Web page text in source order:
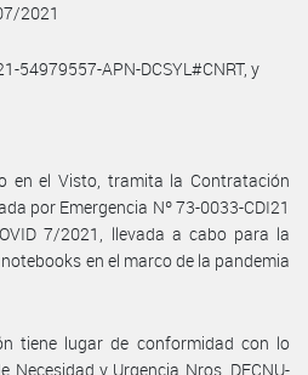
2021
54979557-APN-DCSYL#CNRT, y
en el Visto, tramita la Contratación
por Emergencia Nº 73-0033-CDI21
7/2021, llevada a cabo para la
en el marco de la pandemia
tiene lugar de conformidad con lo
Necesidad y Urgencia Nros. DECNU-